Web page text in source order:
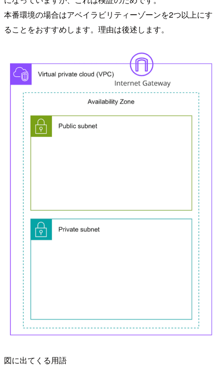
本番環境の場合はアベイラビリティーゾーンを2つ以上にす
ることをおすすめします。理由は後述します。
図に出てくる用語